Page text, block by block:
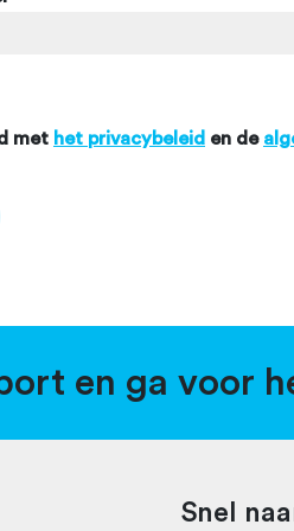
met het privacybeleid en de
en ga voor
Snel